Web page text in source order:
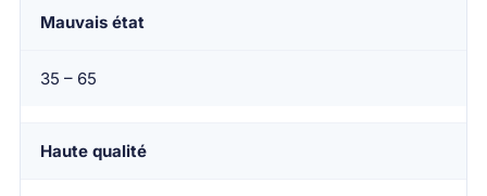
Mauvais état
35 – 65
Haute qualité